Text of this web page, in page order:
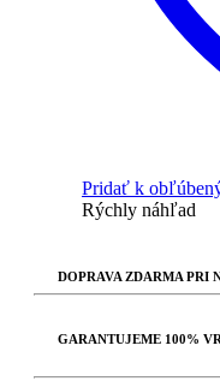
Pridať k
Rýchly náhľad
DOPRAVA ZDARMA PRI
GARANTUJEME 100%